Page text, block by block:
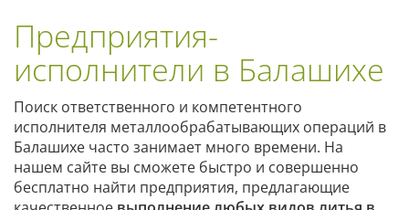
Предприятия-
исполнители в Балашихе
Поиск ответственного и компетентного
исполнителя металлообрабатывающих операций в
Балашихе часто занимает много времени. На
нашем сайте вы сможете быстро и совершенно
бесплатно найти предприятия, предлагающие